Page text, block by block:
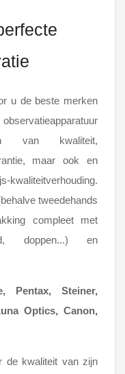
u de beste merken
van kwaliteit,
maar ook en
kwaliteitverhouding.
tweedehands
compleet met
doppen...) en
Pentax, Steiner,
Optics, Canon,
de kwaliteit van zijn